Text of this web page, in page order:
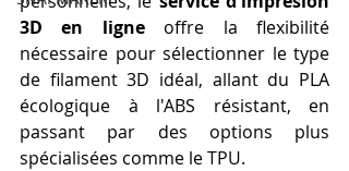
3D en ligne offre la flexibilité
nécessaire pour sélectionner le type
de filament 3D idéal, allant du PLA
écologique à l'ABS résistant, en
passant par des options plus
spécialisées comme le TPU.